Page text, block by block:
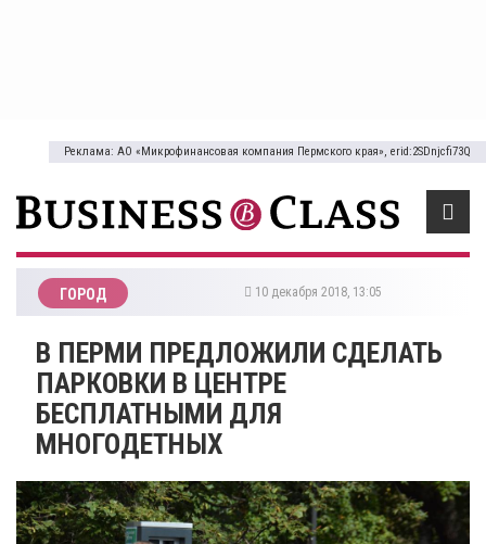
Реклама: АО «Микрофинансовая компания Пермского края», erid:2SDnjcfi73Q
ГОРОД 10 декабря 2018, 13:05
В ПЕРМИ ПРЕДЛОЖИЛИ СДЕЛАТЬ
ПАРКОВКИ В ЦЕНТРЕ
БЕСПЛАТНЫМИ ДЛЯ
МНОГОДЕТНЫХ